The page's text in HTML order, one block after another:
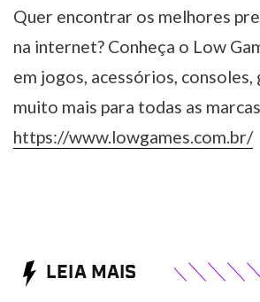
Quer encontrar os melhores
na internet? Conheça o Low
em jogos, acessórios, consoles,
muito mais para todas as
https://www.lowgames.com.br/
LEIA MAIS